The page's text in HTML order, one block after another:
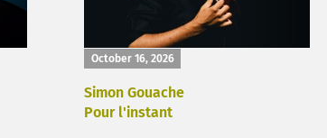
October 16, 2026
Simon Gouache
Pour l'instant